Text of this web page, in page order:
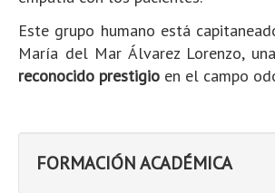
Este grupo humano está
María del Mar Álvarez Lorenzo, una
reconocido prestigio en el campo
FORMACIÓN ACADÉMICA